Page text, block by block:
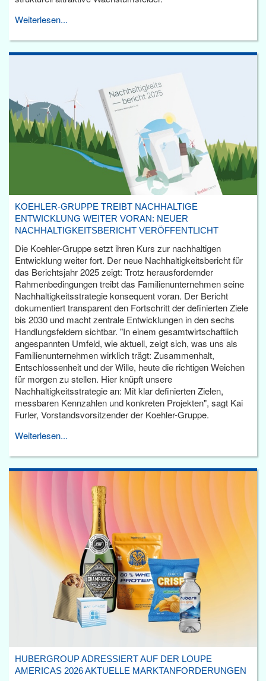
Weiterlesen...
KOEHLER-GRUPPE TREIBT NACHHALTIGE
ENTWICKLUNG WEITER VORAN: NEUER
NACHHALTIGKEITSBERICHT VERÖFFENTLICHT
Die Koehler-Gruppe setzt ihren Kurs zur nachhaltigen
Entwicklung weiter fort. Der neue Nachhaltigkeitsbericht für
das Berichtsjahr 2025 zeigt: Trotz herausfordernder
Rahmenbedingungen treibt das Familienunternehmen seine
Nachhaltigkeitsstrategie konsequent voran. Der Bericht
dokumentiert transparent den Fortschritt der definierten Ziele
bis 2030 und macht zentrale Entwicklungen in den sechs
Handlungsfeldern sichtbar. "In einem gesamtwirtschaftlich
angespannten Umfeld, wie aktuell, zeigt sich, was uns als
Familienunternehmen wirklich trägt: Zusammenhalt,
Entschlossenheit und der Wille, heute die richtigen Weichen
für morgen zu stellen. Hier knüpft unsere
Nachhaltigkeitsstrategie an: Mit klar definierten Zielen,
messbaren Kennzahlen und konkreten Projekten", sagt Kai
Furler, Vorstandsvorsitzender der Koehler-Gruppe.
Weiterlesen...
HUBERGROUP ADRESSIERT AUF DER LOUPE
AMERICAS 2026 AKTUELLE MARKTANFORDERUNGEN